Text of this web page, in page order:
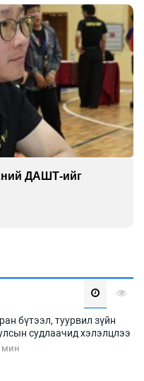
хур
бүтээл, туурвил зүйн
судлаачид хэлэлцлээ
мин